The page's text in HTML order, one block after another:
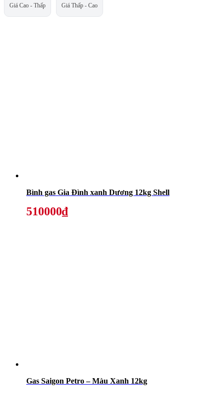
Giá Cao - Thấp Giá Thấp - Cao
Bình gas Gia Đình xanh Dương 12kg Shell
510000₫
Gas Saigon Petro – Màu Xanh 12kg